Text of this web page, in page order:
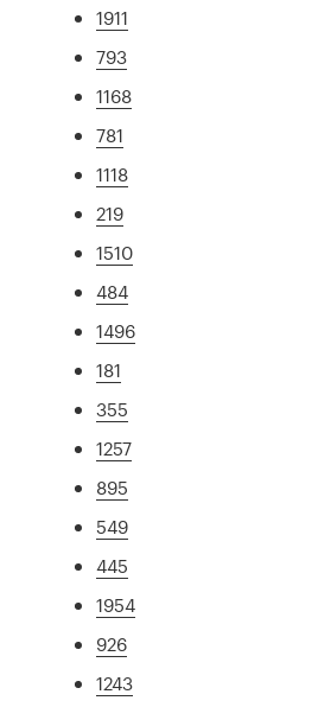
1911
793
1168
781
1118
219
1510
484
1496
181
355
1257
895
549
445
1954
926
1243